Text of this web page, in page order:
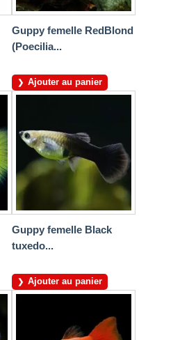
Guppy femelle RedBlond
(Poecilia...
Ajouter au panier
Guppy femelle Black
tuxedo...
Ajouter au panier